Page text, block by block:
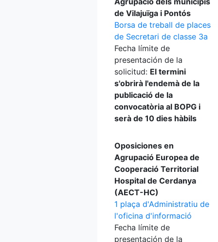
de Vilajuïga i Pontós
Borsa de treball de places
de Secretari de classe 3a
Fecha límite de
presentación de la
solicitud: El termini
s'obrirà l'endemà de la
publicació de la
convocatòria al BOPG i
serà de 10 dies hàbils
Oposiciones en
Agrupació Europea de
Cooperació Territorial
Hospital de Cerdanya
(AECT-HC)
1 plaça d'Administratiu de
l'oficina d'informació
Fecha límite de
presentación de la